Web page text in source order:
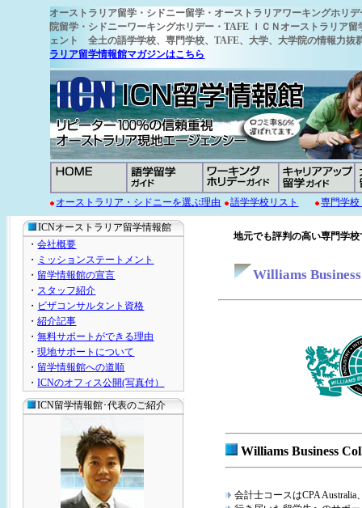
オーストラリア留学 ・シドニー留学・オーストラリアワーキングホリ
院留学・シドニーワーキングホリデー・TAFE ＩＣＮオーストラリア
ェント 全土の語学学校、専門学校、TAFE、大学、大学院の情報力
ラリア留学情報館マガジンはこちら
オーストラリア・シドニーを選ぶ理由 語学学校リスト 専門学校
ICNオーストラリア留学情報館
・会社概要
・ ミッションステートメント
・ 留学情報館の宣言
・ スタッフ紹介
・ ビザコンサルタント資格
・紹介記事
・無料サポートができる理由
・現地サポートについて
・ 留学情報館への道順
・ICNのオフィス公開(写真付）
ICN留学情報館･代表のご紹介
地元でも評判の高い専門学
Williams
Williams Business
会計士コースはCPA